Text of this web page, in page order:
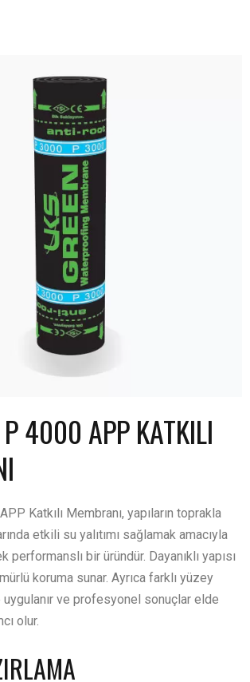
4000 APP KATKILI
Katkılı Membranı, yapıların toprakla
etkili su yalıtımı sağlamak amacıyla
bir üründür. Dayanıklı yapısı
koruma sunar. Ayrıca farklı yüzey
ve profesyonel sonuçlar elde
olur.